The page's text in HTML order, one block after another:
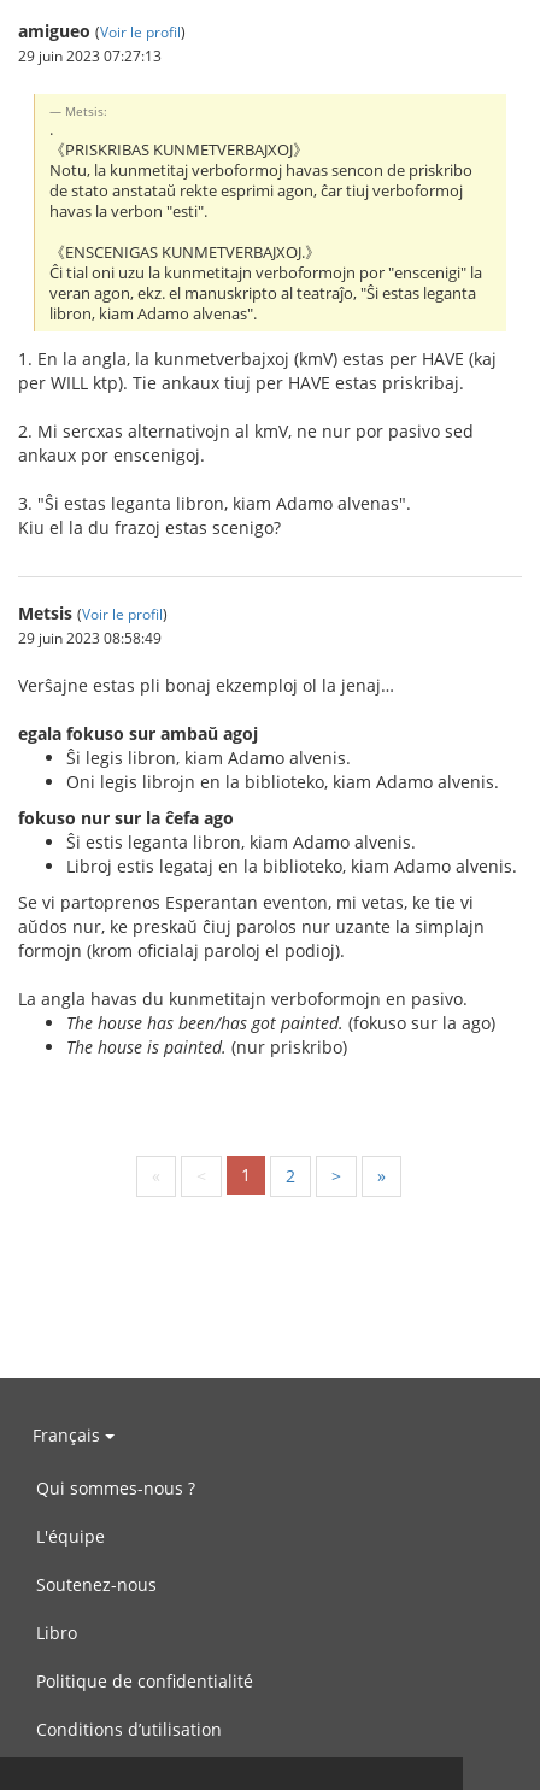
amigueo (Voir le profil)
29 juin 2023 07:27:13
Metsis:
.
《PRISKRIBAS KUNMETVERBAJXOJ》
Notu, la kunmetitaj verboformoj havas sencon de priskribo
de stato anstataŭ rekte esprimi agon, ĉar tiuj verboformoj
havas la verbon "esti".
《ENSCENIGAS KUNMETVERBAJXOJ.》
Ĉi tial oni uzu la kunmetitajn verboformojn por "enscenigi" la
veran agon, ekz. el manuskripto al teatraĵo, "Ŝi estas leganta
libron, kiam Adamo alvenas".
1. En la angla, la kunmetverbajxoj (kmV) estas per HAVE (kaj
per WILL ktp). Tie ankaux tiuj per HAVE estas priskribaj.
2. Mi sercxas alternativojn al kmV, ne nur por pasivo sed
ankaux por enscenigoj.
3. "Ŝi estas leganta libron, kiam Adamo alvenas".
Kiu el la du frazoj estas scenigo?
Metsis (Voir le profil)
29 juin 2023 08:58:49
Verŝajne estas pli bonaj ekzemploj ol la jenaj…
egala fokuso sur ambaŭ agoj
Ŝi legis libron, kiam Adamo alvenis.
Oni legis librojn en la biblioteko, kiam Adamo alvenis.
fokuso nur sur la ĉefa ago
Ŝi estis leganta libron, kiam Adamo alvenis.
Libroj estis legataj en la biblioteko, kiam Adamo alvenis.
Se vi partoprenos Esperantan eventon, mi vetas, ke tie vi
aŭdos nur, ke preskaŭ ĉiuj parolos nur uzante la simplajn
formojn (krom oficialaj paroloj el podioj).
La angla havas du kunmetitajn verboformojn en pasivo.
The house has been/has got painted. (fokuso sur la ago)
The house is painted. (nur priskribo)
« < 1 2 > »
Français
Qui sommes-nous ?
L'équipe
Soutenez-nous
Libro
Politique de confidentialité
Conditions d’utilisation